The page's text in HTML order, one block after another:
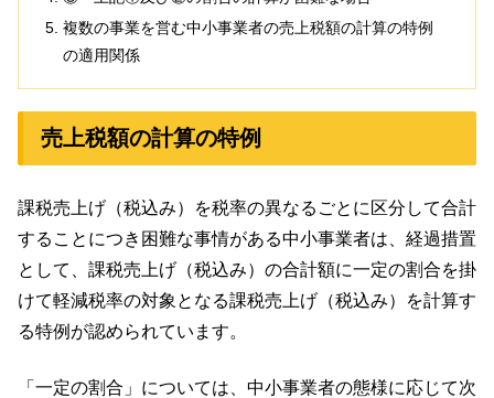
複数の事業を営む中小事業者の売上税額の計算の特例
の適用関係
売上税額の計算の特例
課税売上げ（税込み）を税率の異なるごとに区分して合計
することにつき困難な事情がある中小事業者は、経過措置
として、課税売上げ（税込み）の合計額に一定の割合を掛
けて軽減税率の対象となる課税売上げ（税込み）を計算す
る特例が認められています。
「一定の割合」については、中小事業者の態様に応じて次